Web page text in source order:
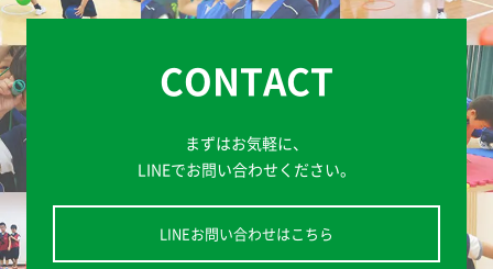
CONTACT
まずはお気軽に、
LINEでお問い合わせください。
LINEお問い合わせはこちら